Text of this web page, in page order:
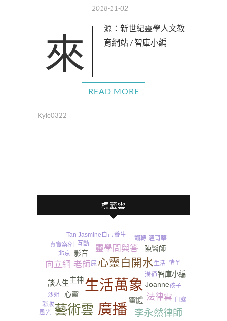
2018-11-02
來源：新世紀靈學人文教 育網站 / 智庫小編
READ MORE
Kyle0322
標籤雲
廣播
生活萬象
藝術雲
心靈白開水
李永然律師
靈學問與答
向立綱 老師
法律雲
心靈
靈體
Joanne
主神
影音
談人生
陳醫師
智庫小編
養生
Tan Jasmine
白露
翻轉
沙姐
風光
生活
互動
孩子
彩妝
北京
溝通
溫哥華
自己
情圣
真實案例
尿